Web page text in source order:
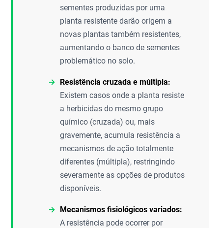
sementes produzidas por uma
planta resistente darão origem a
novas plantas também resistentes,
aumentando o banco de sementes
problemático no solo.
Resistência cruzada e múltipla:
Existem casos onde a planta resiste
a herbicidas do mesmo grupo
químico (cruzada) ou, mais
gravemente, acumula resistência a
mecanismos de ação totalmente
diferentes (múltipla), restringindo
severamente as opções de produtos
disponíveis.
Mecanismos fisiológicos variados:
A resistência pode ocorrer por